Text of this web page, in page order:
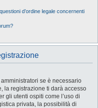
d’ordine legale concernenti
se è necessario
la registrazione ti darà accesso
gli utenti ospiti come l’uso di
privata, la possibilità di